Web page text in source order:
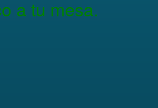
a tu mesa.